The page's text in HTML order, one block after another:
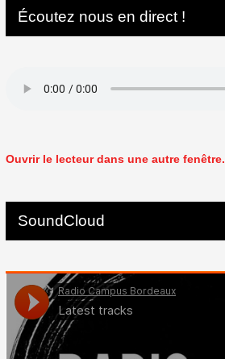
Écoutez nous en direct !
Ouvrir le lecteur dans une autre fenêtre.
SoundCloud